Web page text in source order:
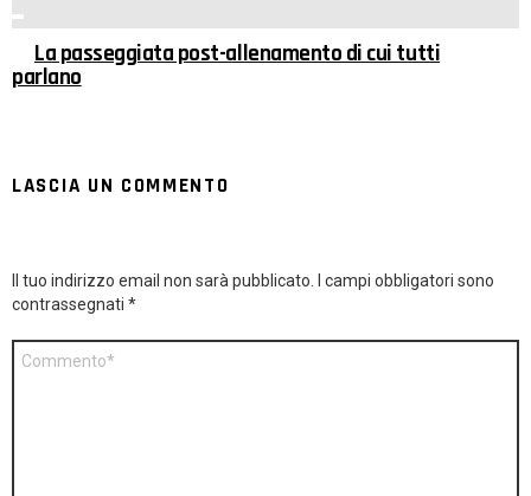
La passeggiata post-allenamento di cui tutti
parlano
LASCIA UN COMMENTO
Il tuo indirizzo email non sarà pubblicato.
I campi obbligatori sono
contrassegnati *
Commento